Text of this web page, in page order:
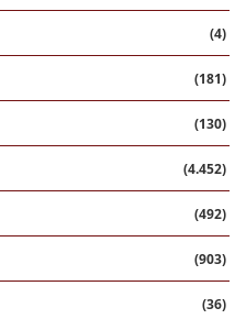
(4)
(181)
(130)
(4.452)
(492)
(903)
(36)